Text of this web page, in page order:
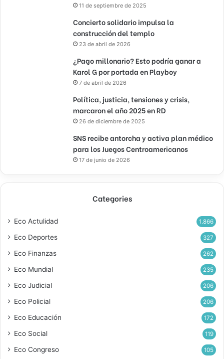
11 de septiembre de 2025
Concierto solidario impulsa la
construcción del templo
23 de abril de 2026
¿Pago millonario? Esto podría ganar a
Karol G por portada en Playboy
7 de abril de 2026
Política, justicia, tensiones y crisis,
marcaron el año 2025 en RD
26 de diciembre de 2025
SNS recibe antorcha y activa plan médico
para los Juegos Centroamericanos
17 de junio de 2026
Categories
Eco Actulidad 1.866
Eco Deportes 327
Eco Finanzas 262
Eco Mundial 235
Eco Judicial 206
Eco Policial 206
Eco Educación 172
Eco Social 119
Eco Congreso 105